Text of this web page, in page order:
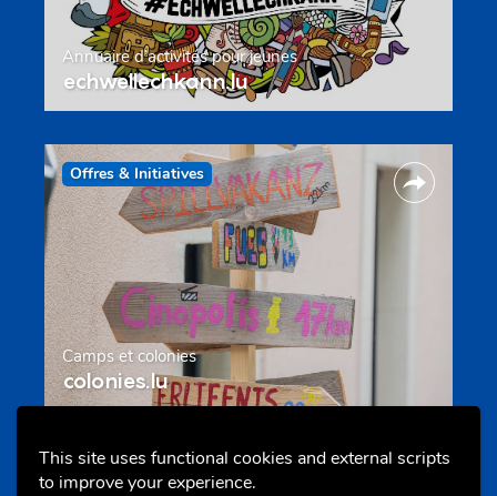
This site uses functional cookies and external scripts
to improve your experience.
Annuaire d’activités pour jeunes
echwellechkann.lu
Offres & Initiatives
Camps et colonies
colonies.lu